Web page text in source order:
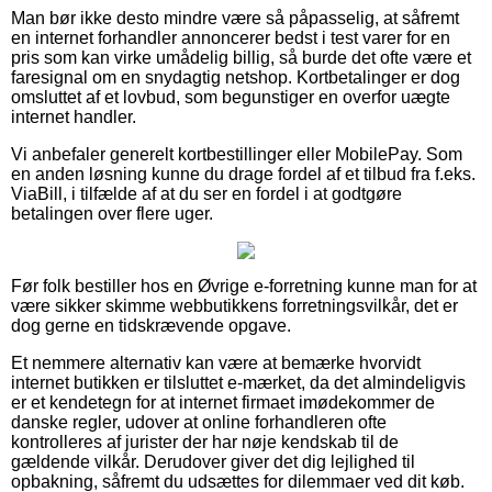
Man bør ikke desto mindre være så påpasselig, at såfremt
en internet forhandler annoncerer bedst i test varer for en
pris som kan virke umådelig billig, så burde det ofte være et
faresignal om en snydagtig netshop. Kortbetalinger er dog
omsluttet af et lovbud, som begunstiger en overfor uægte
internet handler.
Vi anbefaler generelt kortbestillinger eller MobilePay. Som
en anden løsning kunne du drage fordel af et tilbud fra f.eks.
ViaBill, i tilfælde af at du ser en fordel i at godtgøre
betalingen over flere uger.
Før folk bestiller hos en Øvrige e-forretning kunne man for at
være sikker skimme webbutikkens forretningsvilkår, det er
dog gerne en tidskrævende opgave.
Et nemmere alternativ kan være at bemærke hvorvidt
internet butikken er tilsluttet e-mærket, da det almindeligvis
er et kendetegn for at internet firmaet imødekommer de
danske regler, udover at online forhandleren ofte
kontrolleres af jurister der har nøje kendskab til de
gældende vilkår. Derudover giver det dig lejlighed til
opbakning, såfremt du udsættes for dilemmaer ved dit køb.